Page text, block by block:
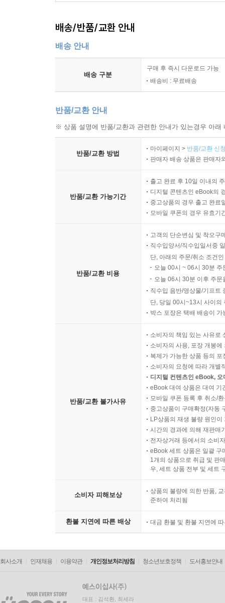
배송/반품/교환 안내
배송 안내
배송 구분
구매 후 즉시 다운로드 가능
배송비 : 무료배송
반품/교환 안내
※ 상품 설명에 반품/교환과 관련한 안내가 있는경우 아
반품/교환 방법
마이페이지 > 반품/교환 신
판매자 배송 상품은 판매자
반품/교환 가능기간
출고 완료 후 10일 이내의
디지털 콘텐츠인 eBook의
중고상품의 경우 출고 완료
모바일 쿠폰의 경우 유효기
반품/교환 비용
고객의 단순변심 및 착오구
직수입양서/직수입일서중
단, 아래의 주문/취소 조건
오늘 00시 ~ 06시 30분
오늘 06시 30분 이후 주
직수입 음반/영상물/기프트
단, 당일 00시~13시 사이의
박스 포장은 택배 배송이
반품/교환 불가사유
소비자의 책임 있는 사유로
소비자의 사용, 포장 개봉
복제가 가능한 상품 등의
소비자의 요청에 따라 개별
디지털 컨텐츠인 eBook,
eBook 대여 상품은 대여 기
모바일 쿠폰 등록 후 취소/
중고상품이 구매확정(자동
LP상품의 재생 불량 원인
시간의 경과에 의해 재판매
전자상거래 등에서의 소비
eBook 세트 상품은 일괄 구
1개의 상품으로 취급 및 판
우, 세트 상품 전부 및 세트
소비자 피해보상
상품의 불량에 의한 반품,
준하여 처리됨
환불 지연에 따른 배상 대금 환불 및 환불 지연에
회사소개 인재채용 이용약관 개인정보처리방침 청소년보호정책 도서홍보안내
대표 : 김석환, 최세라